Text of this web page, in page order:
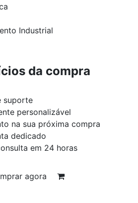
Industrial
da compra
suporte
personalizável
na sua próxima compra
dedicado
em 24 horas
agora